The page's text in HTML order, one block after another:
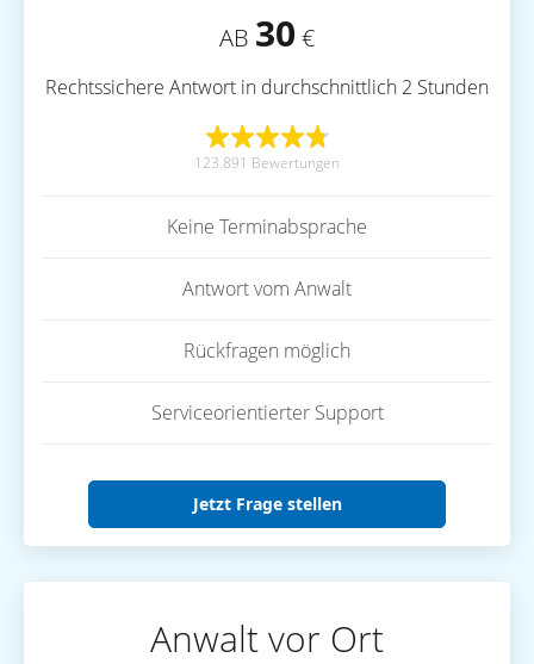
AB 30 €
Rechtssichere Antwort in durchschnittlich 2 Stunden
123.891 Bewertungen
Keine Terminabsprache
Antwort vom Anwalt
Rückfragen möglich
Serviceorientierter Support
Jetzt Frage stellen
Anwalt vor Ort